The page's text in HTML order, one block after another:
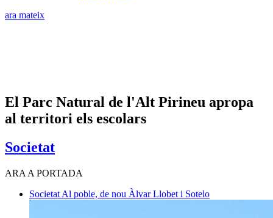
ara mateix
El Parc Natural de l'Alt Pirineu apropa
al territori els escolars
Societat
ARA A PORTADA
Societat Al poble, de nou Àlvar Llobet i Sotelo